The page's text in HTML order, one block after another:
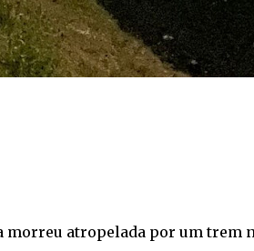
atropelada por um trem